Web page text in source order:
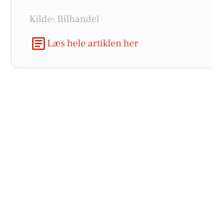
Kilde: Bilhandel
Læs hele artiklen her